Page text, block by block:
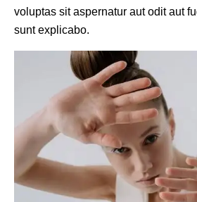
voluptas sit aspernatur aut odit aut
sunt explicabo.